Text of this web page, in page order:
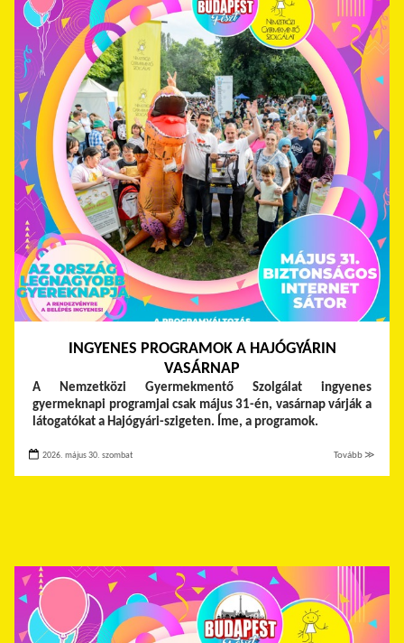
INGYENES PROGRAMOK A HAJÓGYÁRIN
VASÁRNAP
A Nemzetközi Gyermekmentő Szolgálat ingyenes
gyermeknapi programjai csak május 31-én, vasárnap várják a
látogatókat a Hajógyári-szigeten. Íme, a programok.
2026. május 30. szombat Tovább ≫